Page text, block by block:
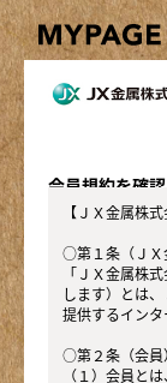
会員規約を確
【ＪＸ金属株
○第１条（ＪＸ
「ＪＸ金属株
します）とは
提供するインタ
○第２条（会員）
（１）会員と